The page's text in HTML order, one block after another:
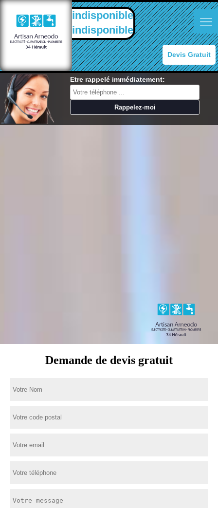
indisponible
indisponible
Devis Gratuit
Etre rappelé immédiatement:
Demande de devis gratuit